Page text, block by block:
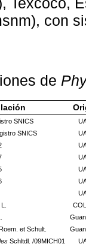
con
de
SNICS
SNICS
L.
et Schult.
Schltdl. /09MICH01